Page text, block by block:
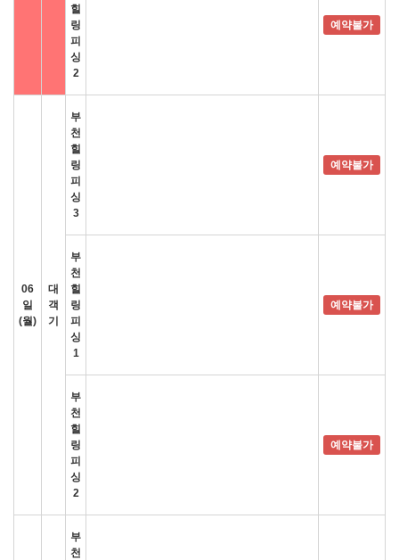
힐
링
피
싱
2
예약불가
06
일
(월)
대
객
기
부
천
힐
링
피
싱
3
예약불가
부
천
힐
링
피
싱
1
예약불가
부
천
힐
링
피
싱
2
예약불가
부
천